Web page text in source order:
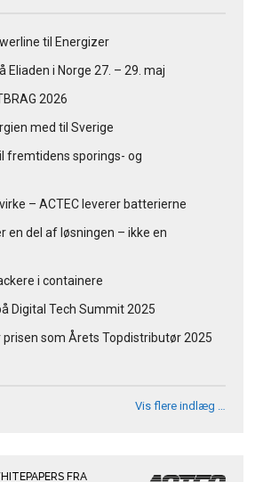
til Energizer
Eliaden i Norge 27. – 29. maj
2026
med til Sverige
fremtidens sporings- og
– ACTEC leverer batterierne
en del af løsningen – ikke en
i containere
Digital Tech Summit 2025
prisen som Årets Topdistributør 2025
Vis flere indlæg …
FRA